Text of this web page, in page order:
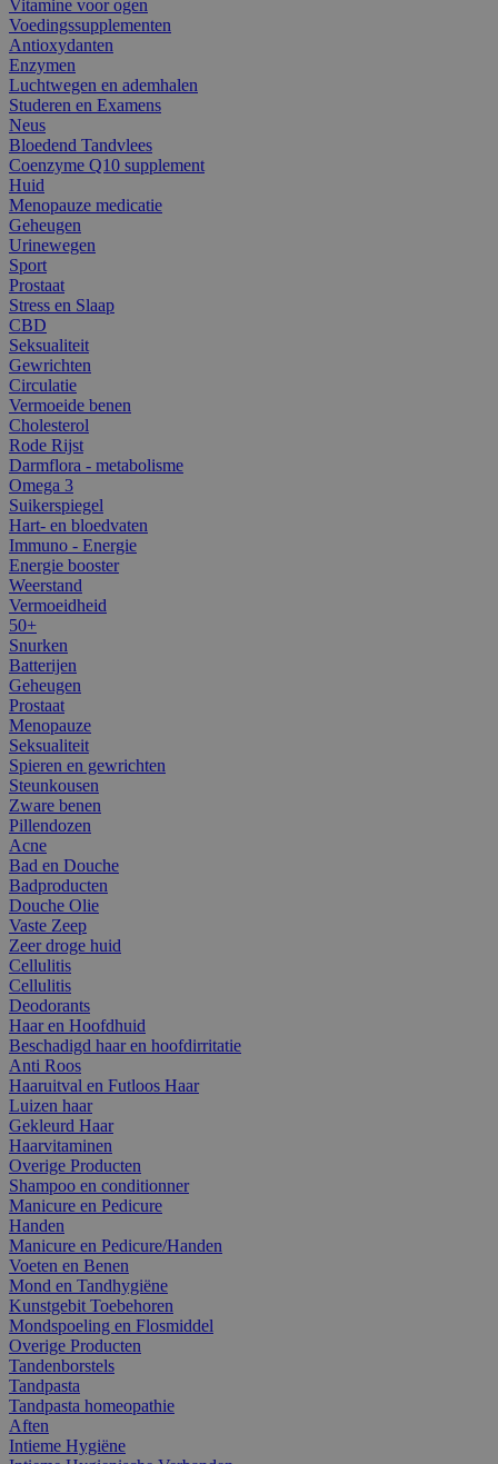
Vitamine voor ogen
Voedingssupplementen
Antioxydanten
Enzymen
Luchtwegen en ademhalen
Studeren en Examens
Neus
Bloedend Tandvlees
Coenzyme Q10 supplement
Huid
Menopauze medicatie
Geheugen
Urinewegen
Sport
Prostaat
Stress en Slaap
CBD
Seksualiteit
Gewrichten
Circulatie
Vermoeide benen
Cholesterol
Rode Rijst
Darmflora - metabolisme
Omega 3
Suikerspiegel
Hart- en bloedvaten
Immuno - Energie
Energie booster
Weerstand
Vermoeidheid
50+
Snurken
Batterijen
Geheugen
Prostaat
Menopauze
Seksualiteit
Spieren en gewrichten
Steunkousen
Zware benen
Pillendozen
Acne
Bad en Douche
Badproducten
Douche Olie
Vaste Zeep
Zeer droge huid
Cellulitis
Cellulitis
Deodorants
Haar en Hoofdhuid
Beschadigd haar en hoofdirritatie
Anti Roos
Haaruitval en Futloos Haar
Luizen haar
Gekleurd Haar
Haarvitaminen
Overige Producten
Shampoo en conditionner
Manicure en Pedicure
Handen
Manicure en Pedicure/Handen
Voeten en Benen
Mond en Tandhygiëne
Kunstgebit Toebehoren
Mondspoeling en Flosmiddel
Overige Producten
Tandenborstels
Tandpasta
Tandpasta homeopathie
Aften
Intieme Hygiëne